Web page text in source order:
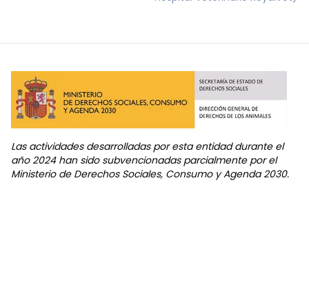
Las actividades desarrolladas por esta entidad durante el
año 2024 han sido subvencionadas parcialmente por el
Ministerio de Derechos Sociales, Consumo y Agenda 2030.